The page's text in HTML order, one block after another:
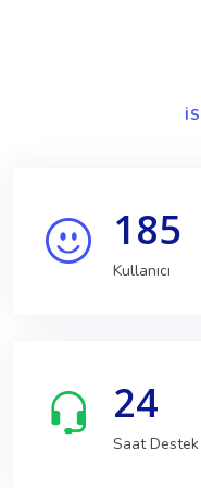
185
Kullanıcı
24
Saat Destek